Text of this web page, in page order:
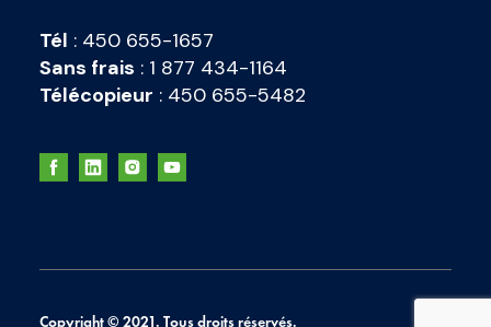
Tél : 450 655-1657
Sans frais : 1 877 434-1164
Télécopieur : 450 655-5482
Copyright © 2021. Tous droits réservés.